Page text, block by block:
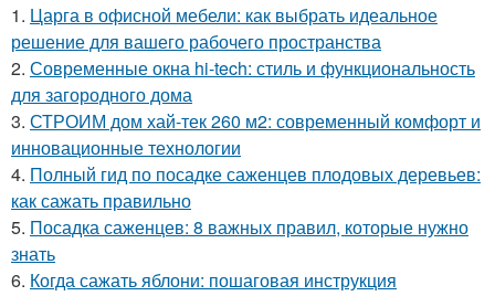
1. Царга в офисной мебели: как выбрать идеальное
решение для вашего рабочего пространства
2. Современные окна hi-tech: стиль и функциональность
для загородного дома
3. СТРОИМ дом хай-тек 260 м2: современный комфорт и
инновационные технологии
4. Полный гид по посадке саженцев плодовых деревьев:
как сажать правильно
5. Посадка саженцев: 8 важных правил, которые нужно
знать
6. Когда сажать яблони: пошаговая инструкция